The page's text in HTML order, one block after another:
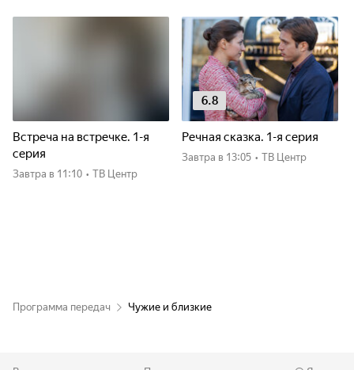
Встреча на встречке. 1-я
серия
Завтра в 11:10 • ТВ Центр
6.8
Речная сказка. 1-я серия
Завтра в 13:05 • ТВ Центр
Программа передач Чужие и близкие